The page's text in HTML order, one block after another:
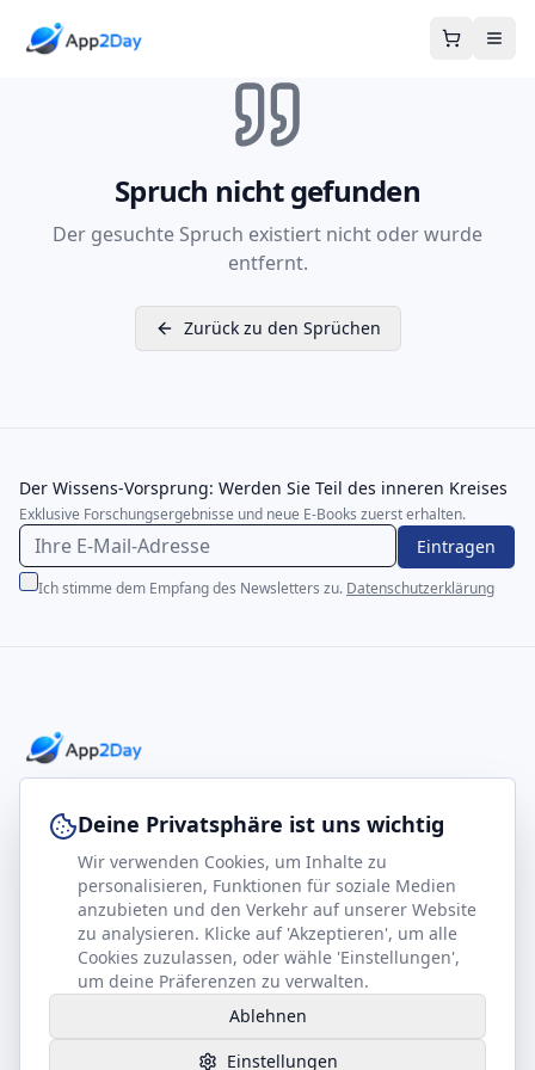
Spruch nicht gefunden
Der gesuchte Spruch existiert nicht oder wurde
entfernt.
Zurück zu den Sprüchen
Der Wissens-Vorsprung: Werden Sie Teil des inneren Kreises
Exklusive Forschungsergebnisse und neue E-Books zuerst erhalten.
Eintragen
Ich stimme dem Empfang des Newsletters zu. Datenschutzerklärung
footer.company
Kontakt
Partner werden
Gesundheits-Kompass
Rechtliches
Impressum
Datenschutz
AGB
Deine Privatsphäre ist uns wichtig
Wir verwenden Cookies, um Inhalte zu
personalisieren, Funktionen für soziale Medien
anzubieten und den Verkehr auf unserer Website
zu analysieren. Klicke auf 'Akzeptieren', um alle
Cookies zuzulassen, oder wähle 'Einstellungen',
um deine Präferenzen zu verwalten.
Ablehnen
Einstellungen
Hilfe benötigt?